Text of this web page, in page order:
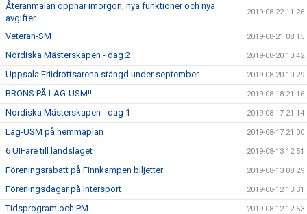
Återanmälan öppnar imorgon, nya funktioner och nya
avgifter
2019-08-22 11:26
Veteran-SM 2019-08-21 08:15
Nordiska Mästerskapen - dag 2 2019-08-20 10:42
Uppsala Friidrottsarena stängd under september 2019-08-20 10:29
BRONS PÅ LAG-USM!! 2019-08-18 21:16
Nordiska Mästerskapen - dag 1 2019-08-17 21:14
Lag-USM på hemmaplan 2019-08-17 21:00
6 UIFare till landslaget 2019-08-13 12:51
Föreningsrabatt på Finnkampen biljetter 2019-08-13 08:29
Föreningsdagar på Intersport 2019-08-12 13:31
Tidsprogram och PM 2019-08-12 12:53